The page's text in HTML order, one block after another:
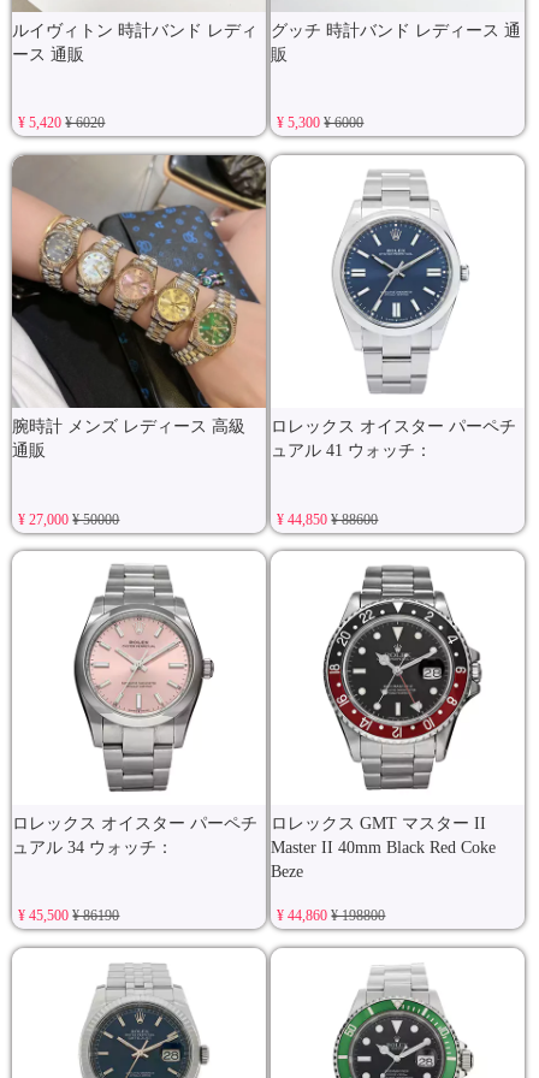
ルイヴィトン 時計バンド レディ
ース 通販
¥ 5,420¥ 6020
グッチ 時計バンド レディース 通
販
¥ 5,300¥ 6000
腕時計 メンズ レディース 高級
通販
¥ 27,000¥ 50000
ロレックス オイスター パーペチ
ュアル 41 ウォッチ：
¥ 44,850¥ 88600
ロレックス オイスター パーペチ
ュアル 34 ウォッチ：
¥ 45,500¥ 86190
ロレックス GMT マスター II
Master II 40mm Black Red Coke
Beze
¥ 44,860¥ 198800